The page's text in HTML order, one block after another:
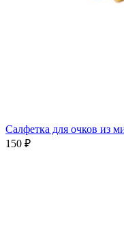
Салфетка для очков из
150 ₽